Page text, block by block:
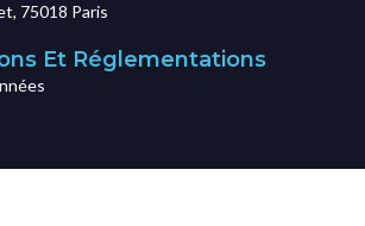
75018 Paris
Et Réglementations